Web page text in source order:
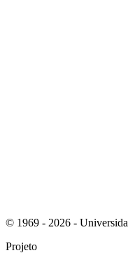
© 1969 - 2026 -
Projeto